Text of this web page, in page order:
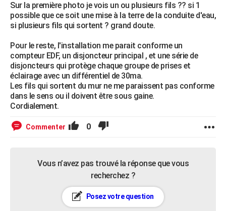
Sur la première photo je vois un ou plusieurs fils ?? si 1
possible que ce soit une mise à la terre de la conduite d'eau,
si plusieurs fils qui sortent ? grand doute.
Pour le reste, l'installation me parait conforme un
compteur EDF, un disjoncteur principal , et une série de
disjoncteurs qui protège chaque groupe de prises et
éclairage avec un différentiel de 30ma.
Les fils qui sortent du mur ne me paraissent pas conforme
dans le sens ou il doivent être sous gaine.
Cordialement.
Commenter 0
Vous n’avez pas trouvé la réponse que vous
recherchez ?
Posez votre question